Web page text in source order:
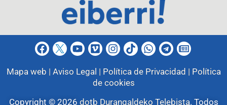
Mapa web | Aviso Legal | Política de Privacidad | Política
de cookies
Copyright © 2026 dotb Durangaldeko Telebista. Todos